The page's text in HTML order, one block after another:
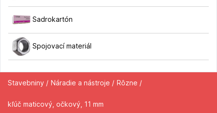
Sadrokartón
Spojovací materiál
Stavebniny / Náradie a nástroje / Rôzne /
kľúč maticový, očkový, 11 mm